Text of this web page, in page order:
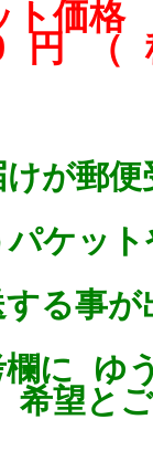
ト価
円 （
けが郵
パケッ
る事が
に ゆ
希望と